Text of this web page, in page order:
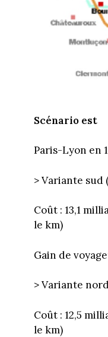
Scénario est
Paris-Lyon en
> Variante sud
Coût : 13,1
le km)
Gain de
> Variante
Coût : 12,5
le km)